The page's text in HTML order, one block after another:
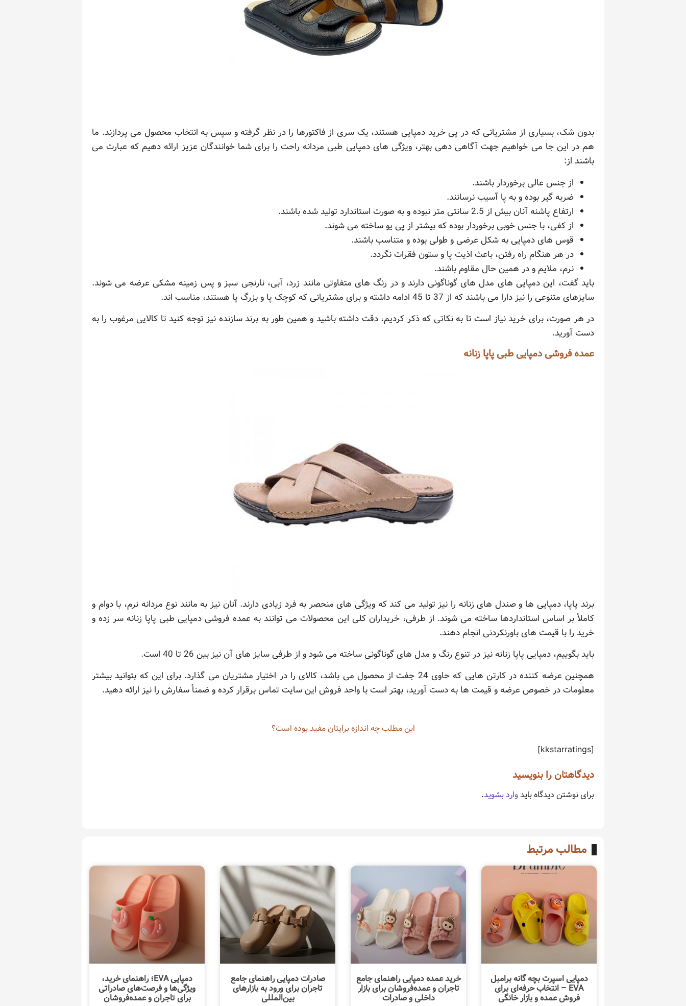
بدون شک، بسیاری از مشتریانی که در پی خرید دمپایی هستند، یک سری از فاکتورها را در نظر گرفته و سپس به انتخاب محصول می پردازند. ما
هم در این جا می خواهیم جهت آگاهی دهی بهتر، ویژگی های دمپایی طبی مردانه راحت را برای شما خوانندگان عزیز ارائه دهیم که عبارت می
باشند از:
از جنس عالی برخوردار باشند.
ضربه گیر بوده و به پا آسیب نرسانند.
ارتفاع پاشنه آنان بیش از 2.5 سانتی متر نبوده و به صورت استاندارد تولید شده باشند.
از کفی، با جنس خوبی برخوردار بوده که بیشتر از پی یو ساخته می شوند.
قوس های دمپایی به شکل عرضی و طولی بوده و متناسب باشند.
در هر هنگام راه رفتن، باعث اذیت پا و ستون فقرات نگردد.
نرم، ملایم و در همین حال مقاوم باشند.
باید گفت، این دمپایی های مدل های گوناگونی دارند و در رنگ های متفاوتی مانند زرد، آبی، نارنجی سبز و پس زمینه مشکی عرضه می شوند.
سایزهای متنوعی را نیز دارا می باشند که از 37 تا 45 ادامه داشته و برای مشتریانی که کوچک پا و بزرگ پا هستند، مناسب اند.
در هر صورت، برای خرید نیاز است تا به نکاتی که ذکر کردیم، دقت داشته باشید و همین طور به برند سازنده نیز توجه کنید تا کالایی مرغوب را به
دست آورید.
عمده فروشی دمپایی طبی پاپا زنانه
برند پاپا، دمپایی ها و صندل های زنانه را نیز تولید می کند که ویژگی های منحصر به فرد زیادی دارند. آنان نیز به مانند نوع مردانه نرم، با دوام و
کاملاً بر اساس استانداردها ساخته می شوند. از طرفی، خریداران کلی این محصولات می توانند به عمده فروشی دمپایی طبی پاپا زنانه سر ‌زده و
خرید را با قیمت های باورنکردنی انجام دهند.
باید بگوییم، دمپایی پاپا زنانه نیز در تنوع رنگ و مدل های گوناگونی ساخته می شود و از طرفی سایز های آن نیز بین 26 تا 40 است.
همچنین عرضه کننده در کارتن هایی که حاوی 24 جفت از محصول می باشد، کالای را در اختیار مشتریان می گذارد. برای این که بتوانید بیشتر
معلومات در خصوص عرضه و قیمت ها به دست آورید، بهتر است با واحد فروش این سایت تماس برقرار کرده و ضمناً سفارش را نیز ارائه دهید.
این مطلب چه‌ اندازه برایتان مفید بوده است؟
[kkstarratings]
دیدگاهتان را بنویسید
برای نوشتن دیدگاه بایدوارد بشوید.
مطالب مرتبط
دمپایی اسپرت بچه گانه برامبل
EVA – انتخاب حرفه‌ای برای
فروش عمده و بازار خانگی
خرید عمده دمپایی راهنمای جامع
تاجران و عمده‌فروشان برای بازار
داخلی و صادرات
صادرات دمپایی راهنمای جامع
تاجران برای ورود به بازارهای
بین‌المللی
دمپایی EVA؛ راهنمای خرید،
ویژگی‌ها و فرصت‌های صادراتی
برای تاجران و عمده‌فروشان